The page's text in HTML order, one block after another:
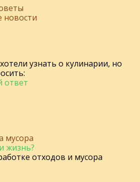
новости
узнать о кулинарии, но
ответ
мусора
жизнь?
отходов и мусора